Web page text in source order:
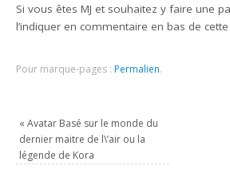
Si vous êtes MJ et souhaitez y faire une
l’indiquer en commentaire en bas de
Pour marque-pages : Permalien.
« Avatar Basé sur le monde du
dernier maitre de l\’air ou la
légende de Kora